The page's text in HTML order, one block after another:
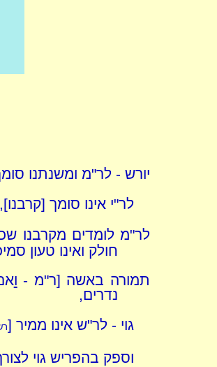
יורש - לר"מ ומשנתנו
לר"י אינו סומך
לר"מ לומדים מקרבנו
חולק ואינו טעון
תמורה באשה [ר"מ - ו
נדרים,
גוי - לר"ש אינו ממיר [
וספק בהפריש גוי